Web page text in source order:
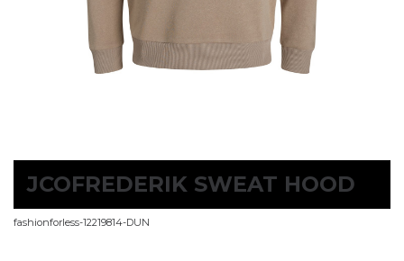
JCOFREDERIK SWEAT HOOD
fashionforless-12219814-DUN